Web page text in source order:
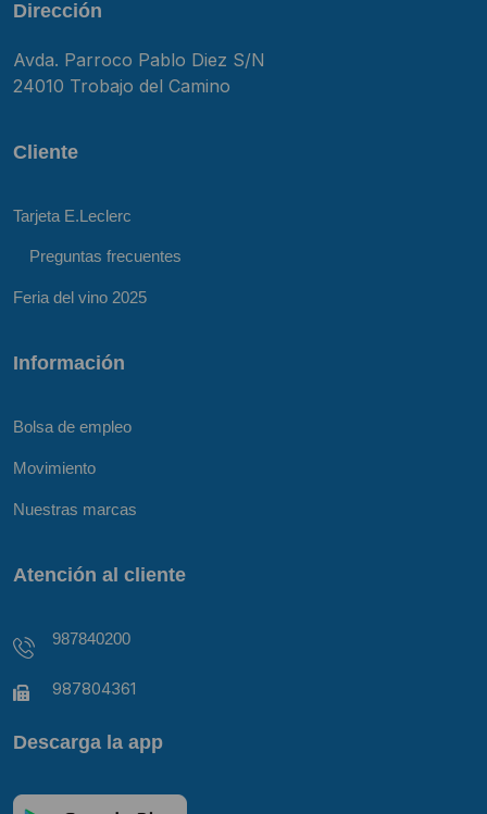
Dirección
Avda. Parroco Pablo Diez S/N
24010 Trobajo del Camino
Cliente
Tarjeta E.Leclerc
Preguntas frecuentes
Feria del vino 2025
Información
Bolsa de empleo
Movimiento
Nuestras marcas
Atención al cliente
987840200
987804361
Descarga la app